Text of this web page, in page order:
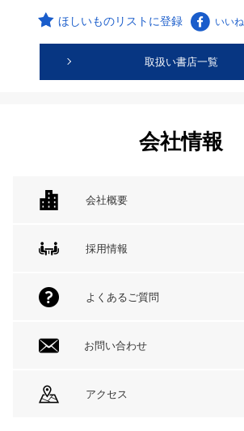
ほしいものリストに登録 いいね
取扱い書店一覧
会社情報
会社概要
採用情報
よくあるご質問
お問い合わせ
アクセス